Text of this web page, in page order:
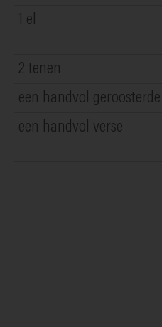
1 el
2 tenen
een handvol geroosterde
een handvol verse